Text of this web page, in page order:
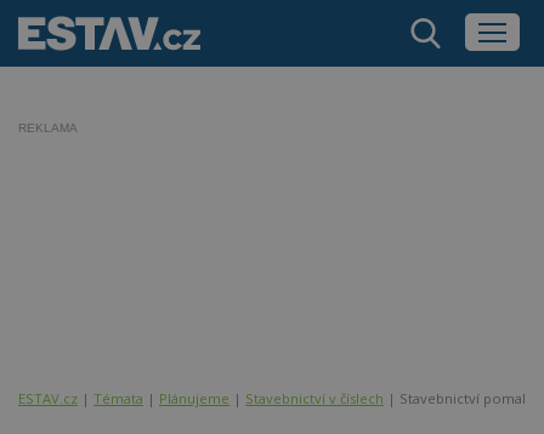
REKLAMA
ESTAV.cz Témata Plánujeme Stavebnictví v číslech Stavebnictví pomalu